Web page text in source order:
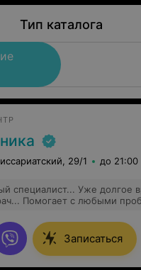
Тип каталога
29/1 до 21:00
специалист... Уже долгое
Помогает с любыми
к посещению
Записаться